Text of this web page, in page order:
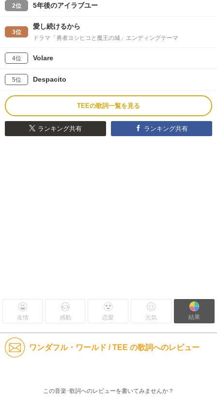
2位 5年後のアイラブユー
3位
愛し続けるから
ドラマ「勇者ヨシヒコと魔王の城」エンディングテーマ
4位 Volare
5位 Despacito
TEEの歌詞一覧を見る
ランキング共有 ランキング共有
友情 感動 恋愛 元気 結果
ワンダフル・ワールド / TEE の歌詞へのレビュー
この音楽･歌詞へのレビューを書いてみませんか？